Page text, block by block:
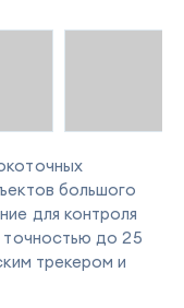
большого
для контроля
точностью до 25
трекером и